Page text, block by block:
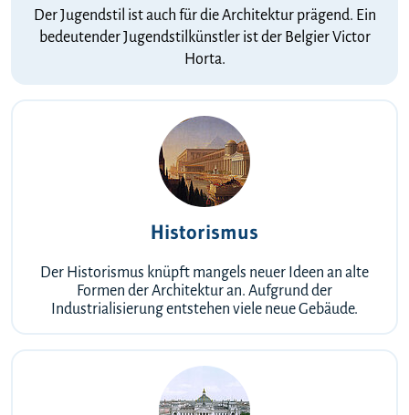
Der Jugendstil ist auch für die Architektur prägend. Ein
bedeutender Jugendstilkünstler ist der Belgier Victor
Horta.
Historismus
Der Historismus knüpft mangels neuer Ideen an alte
Formen der Architektur an. Aufgrund der
Industrialisierung entstehen viele neue Gebäude.